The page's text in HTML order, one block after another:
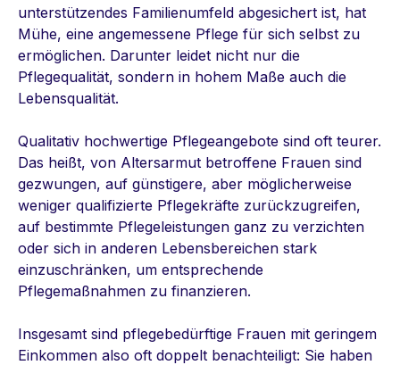
unterstützendes Familienumfeld abgesichert ist, hat
Mühe, eine angemessene Pflege für sich selbst zu
ermöglichen. Darunter leidet nicht nur die
Pflegequalität, sondern in hohem Maße auch die
Lebensqualität.
Qualitativ hochwertige Pflegeangebote sind oft teurer.
Das heißt, von Altersarmut betroffene Frauen sind
gezwungen, auf günstigere, aber möglicherweise
weniger qualifizierte Pflegekräfte zurückzugreifen,
auf bestimmte Pflegeleistungen ganz zu verzichten
oder sich in anderen Lebensbereichen stark
einzuschränken, um entsprechende
Pflegemaßnahmen zu finanzieren.
Insgesamt sind pflegebedürftige Frauen mit geringem
Einkommen also oft doppelt benachteiligt: Sie haben